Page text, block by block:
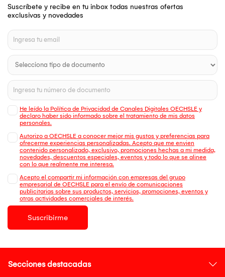
Suscríbete y recibe en tu inbox todas nuestras ofertas
exclusivas y novedades
He leído la Política de Privacidad de Canales Digitales OECHSLE y
declaro haber sido informado sobre el tratamiento de mis datos
personales.
Autorizo a OECHSLE a conocer mejor mis gustos y preferencias para
ofrecerme experiencias personalizadas. Acepto que me envien
contenido personalizado, exclusivo, promociones hechas a mi medida,
novedades, descuentos especiales, eventos y todo lo que se alinee
con lo que realmente me interesa.
Acepto el compartir mi información con empresas del grupo
empresarial de OECHSLE para el envío de comunicaciones
publicitarias sobre sus productos, servicios, promociones, eventos y
otras actividades comerciales de interés.
Suscribirme
Secciones destacadas